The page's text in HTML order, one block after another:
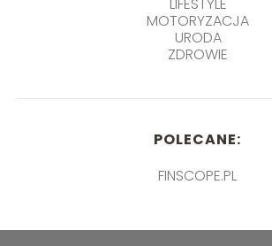
LIFESTYLE
MOTORYZACJA
URODA
ZDROWIE
POLECANE:
FINSCOPE.PL